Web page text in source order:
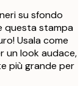
su sfondo
questa stampa
Usala come
un look audace,
più grande per